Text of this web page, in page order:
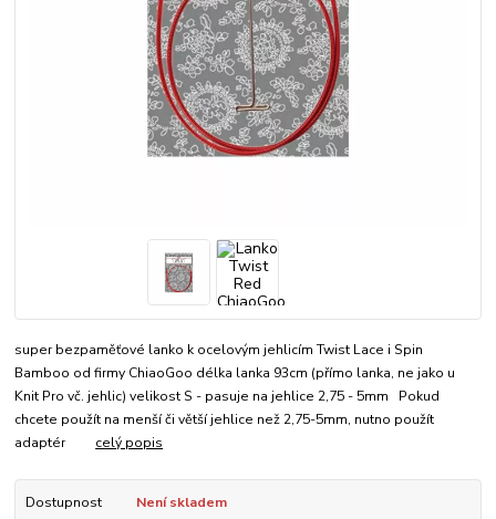
super bezpaměťové lanko k ocelovým jehlicím Twist Lace i Spin
Bamboo od firmy ChiaoGoo délka lanka 93cm (přímo lanka, ne jako u
Knit Pro vč. jehlic) velikost S - pasuje na jehlice 2,75 - 5mm Pokud
chcete použít na menší či větší jehlice než 2,75-5mm, nutno použít
adaptér celý popis
Dostupnost Není skladem